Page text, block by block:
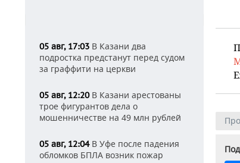
05 авг, 17:03 В Казани два
подростка предстанут перед судом
за граффити на церкви
05 авг, 12:20В Казани арестованы
трое фигурантов дела о
мошенничестве на 49 млн рублей
05 авг, 12:04В Уфе после падения
обломков БПЛА возник пожар